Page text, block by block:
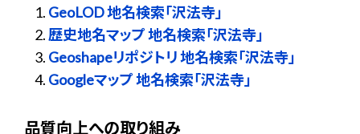
GeoLOD 地名検索「沢法寺」
歴史地名マップ 地名検索「沢法寺」
Geoshapeリポジトリ 地名検索「沢法寺」
Googleマップ 地名検索「沢法寺」
品質向上への取り組み